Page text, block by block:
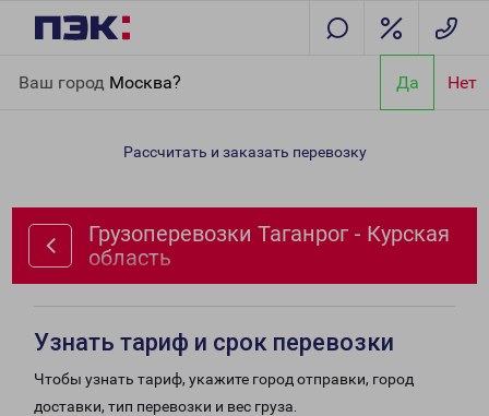
Ваш город Москва? Да Нет
область
Рассчитать и заказать перевозку
Грузоперевозки Таганрог - Курская
область
Узнать тариф и срок перевозки
Чтобы узнать тариф, укажите город отправки, город
доставки, тип перевозки и вес груза.